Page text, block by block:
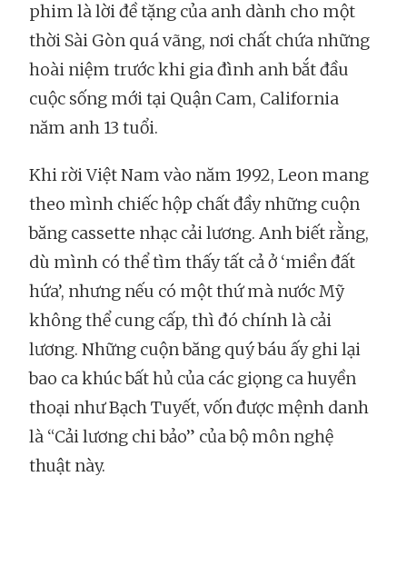
phim là lời đề tặng của anh dành cho một
thời Sài Gòn quá vãng, nơi chất chứa những
hoài niệm trước khi gia đình anh bắt đầu
cuộc sống mới tại Quận Cam, California
năm anh 13 tuổi.
Khi rời Việt Nam vào năm 1992, Leon mang
theo mình chiếc hộp chất đầy những cuộn
băng cassette nhạc cải lương. Anh biết rằng,
dù mình có thể tìm thấy tất cả ở ‘miền đất
hứa’, nhưng nếu có một thứ mà nước Mỹ
không thể cung cấp, thì đó chính là cải
lương. Những cuộn băng quý báu ấy ghi lại
bao ca khúc bất hủ của các giọng ca huyền
thoại như Bạch Tuyết, vốn được mệnh danh
là “Cải lương chi bảo” của bộ môn nghệ
thuật này.